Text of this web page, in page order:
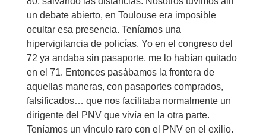
un debate abierto, en Toulouse era imposible
ocultar esa presencia. Teníamos una
hipervigilancia de policías. Yo en el congreso del
72 ya andaba sin pasaporte, me lo habían quitado
en el 71. Entonces pasábamos la frontera de
aquellas maneras, con pasaportes comprados,
falsificados… que nos facilitaba normalmente un
dirigente del PNV que vivía en la otra parte.
Teníamos un vínculo raro con el PNV en el exilio.